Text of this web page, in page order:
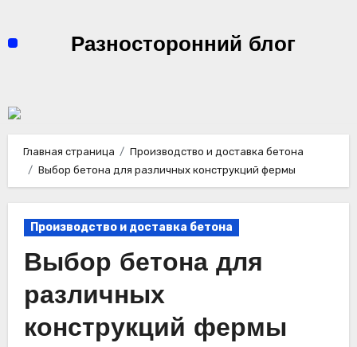
содержимомуРазносторонний блог
Главная страница
Производство и доставка бетона
Выбор бетона для различных конструкций фермы
Производство и доставка бетона
Выбор бетона для
различных
конструкций фермы